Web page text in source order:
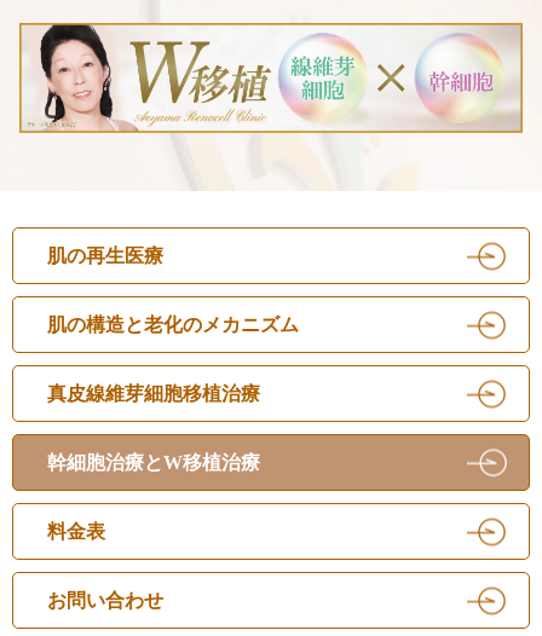
肌の再生医療
肌の構造と老化のメカニズム
真皮線維芽細胞移植治療
幹細胞治療とW移植治療
料金表
お問い合わせ